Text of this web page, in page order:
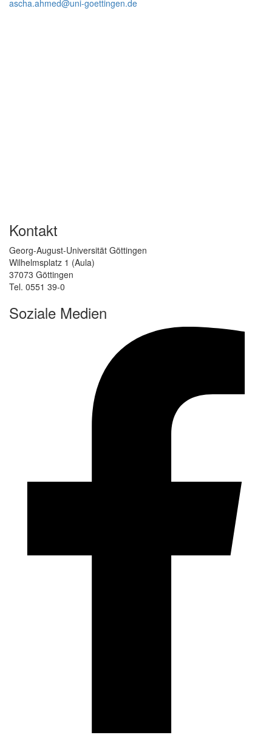
ascha.ahmed@uni-goettingen.de
Kontakt
Georg-August-Universität Göttingen
Wilhelmsplatz 1 (Aula)
37073 Göttingen
Tel. 0551 39-0
Soziale Medien